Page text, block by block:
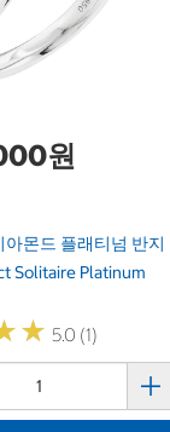
원
아몬드 플래티넘 반지
Solitaire Platinum
★
★ 5.0 (1)